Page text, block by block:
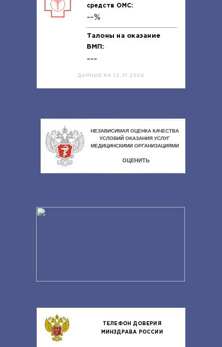
средств ОМС:
--%
Талоны на оказание
ВМП:
---
ДАННЫЕ НА 12.01.2026
ТЕЛЕФОН ДОВЕРИЯ
МИНЗДРАВА РОССИИ